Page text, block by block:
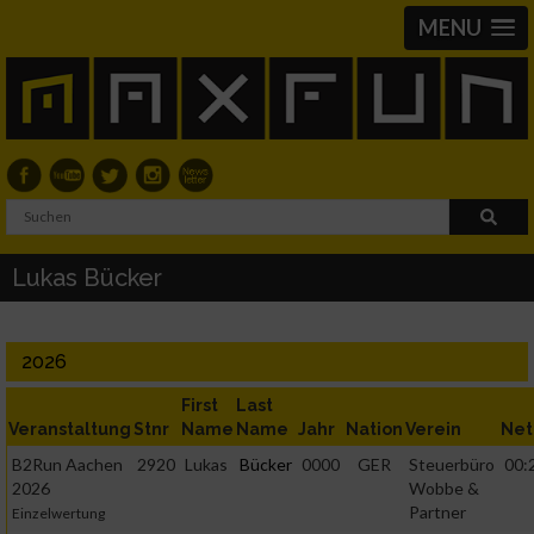
MENU
Lukas Bücker
2026
Veranstaltung Stnr
First
Name
Last
Name Jahr NationVerein Net
B2Run Aachen
2026
Einzelwertung
2920 Lukas Bücker 0000 GER
Steuerbüro
Wobbe &
Partner